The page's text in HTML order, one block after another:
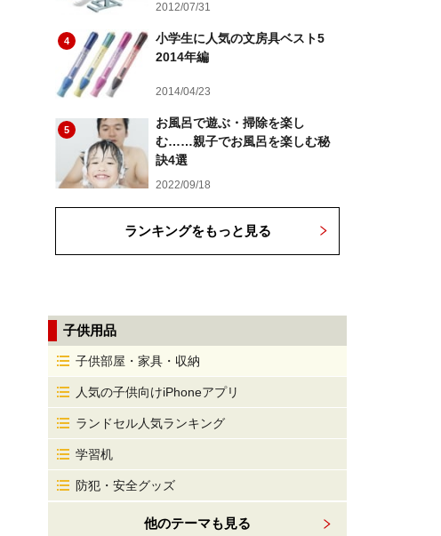
2012/07/31
4
小学生に人気の文房具ベスト5
2014年編
2014/04/23
5
お風呂で遊ぶ・掃除を楽し
む……親子でお風呂を楽しむ秘
訣4選
2022/09/18
ランキングをもっと見る
子供用品
子供部屋・家具・収納
人気の子供向けiPhoneアプリ
ランドセル人気ランキング
学習机
防犯・安全グッズ
他のテーマも見る